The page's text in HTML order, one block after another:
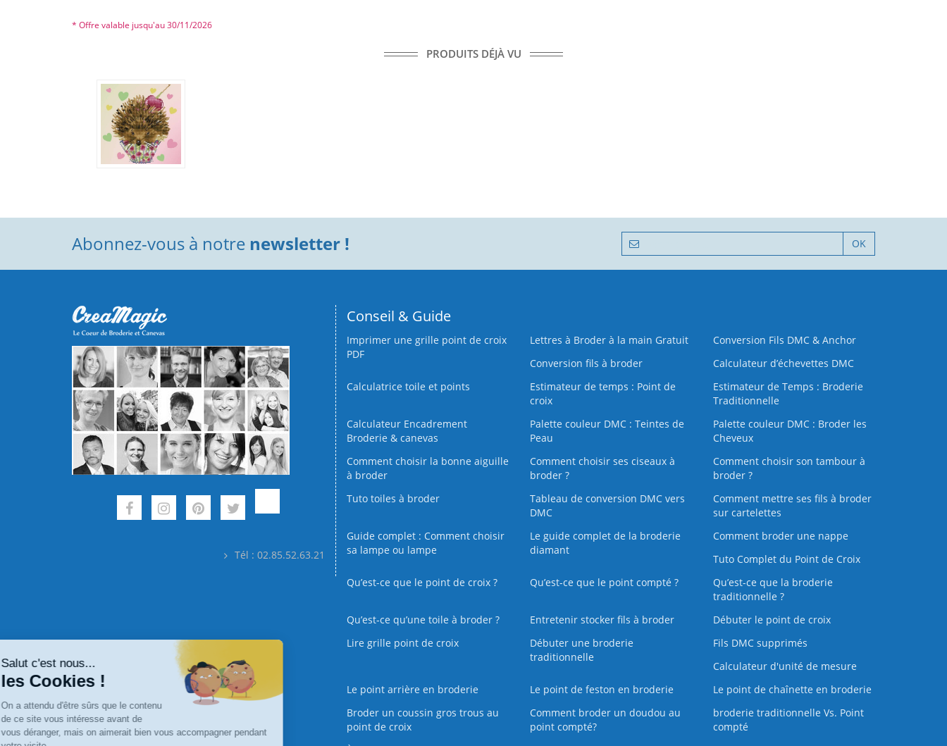
* Offre valable jusqu'au 30/11/2026
PRODUITS DÉJÀ VU
Abonnez-vous à notre newsletter ! OK
Tél : 02.85.52.63.21
Conseil & Guide
Imprimer une grille point de croix
PDF
Lettres à Broder à la main Gratuit
Conversion Fils DMC & Anchor
Conversion fils à broder
Calculateur d’échevettes DMC
Calculatrice toile et points
Estimateur de temps : Point de
croix
Estimateur de Temps : Broderie
Traditionnelle
Calculateur Encadrement
Broderie & canevas
Palette couleur DMC : Teintes de
Peau
Palette couleur DMC : Broder les
Cheveux
Comment choisir la bonne aiguille
à broder
Comment choisir ses ciseaux à
broder ?
Comment choisir son tambour à
broder ?
Tuto toiles à broder
Tableau de conversion DMC vers
DMC
Comment mettre ses fils à broder
sur cartelettes
Guide complet : Comment choisir
sa lampe ou lampe
Le guide complet de la broderie
diamant
Comment broder une nappe
Tuto Complet du Point de Croix
Qu’est-ce que le point de croix ?
Qu’est-ce que le point compté ?
Qu’est-ce que la broderie
traditionnelle ?
Qu’est‑ce qu’une toile à broder ?
Entretenir stocker fils à broder
Débuter le point de croix
Lire grille point de croix
Débuter une broderie
traditionnelle
Fils DMC supprimés
Calculateur d'unité de mesure
Le point arrière en broderie
Le point de feston en broderie
Le point de chaînette en broderie
Broder un coussin gros trous au
point de croix
Comment broder un doudou au
point compté?
broderie traditionnelle Vs. Point
compté